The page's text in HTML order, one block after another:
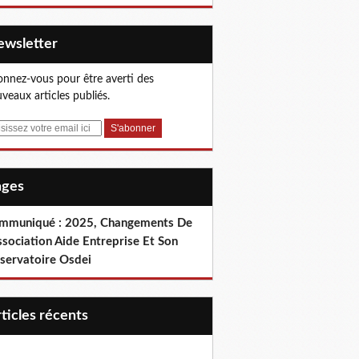
vous pour être averti des
articles publiés.
: 2025, Changements De
Aide Entreprise Et Son
Osdei
récents